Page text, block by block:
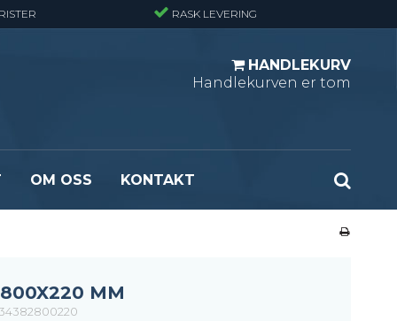
RASK LEVERING
HANDLEKURV
Handlekurven er tom
Stormasket
OM OSS KONTAKT
MM